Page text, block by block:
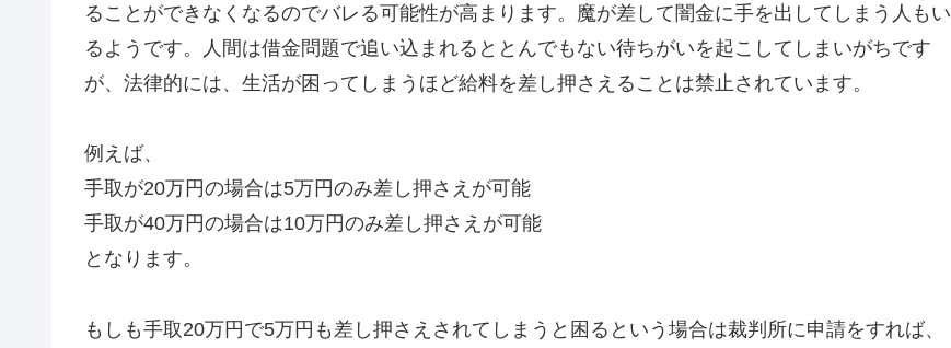
ることができなくなるのでバレる可能性が高まります。魔が差して闇金に手を出してしまう人もい
るようです。人間は借金問題で追い込まれるととんでもない待ちがいを起こしてしまいがちです
が、法律的には、生活が困ってしまうほど給料を差し押さえることは禁止されています。
例えば、
手取が20万円の場合は5万円のみ差し押さえが可能
手取が40万円の場合は10万円のみ差し押さえが可能
となります。
もしも手取20万円で5万円も差し押さえされてしまうと困るという場合は裁判所に申請をすれば、